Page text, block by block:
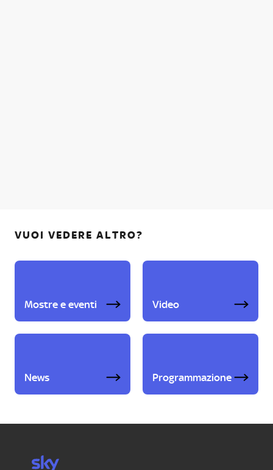
VUOI VEDERE ALTRO?
Mostre e eventi Video
News Programmazione